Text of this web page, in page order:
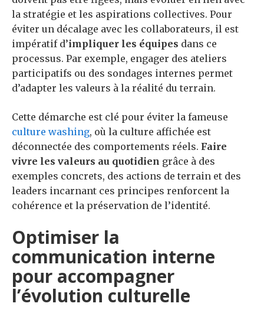
la stratégie et les aspirations collectives. Pour
éviter un décalage avec les collaborateurs, il est
impératif d’impliquer les équipes dans ce
processus. Par exemple, engager des ateliers
participatifs ou des sondages internes permet
d’adapter les valeurs à la réalité du terrain.
Cette démarche est clé pour éviter la fameuse
culture washing, où la culture affichée est
déconnectée des comportements réels. Faire
vivre les valeurs au quotidien grâce à des
exemples concrets, des actions de terrain et des
leaders incarnant ces principes renforcent la
cohérence et la préservation de l’identité.
Optimiser la
communication interne
pour accompagner
l’évolution culturelle